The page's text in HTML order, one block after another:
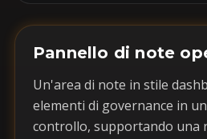
Pannello di note
Un'area di note in stile
elementi di governance in
controllo, supportando una